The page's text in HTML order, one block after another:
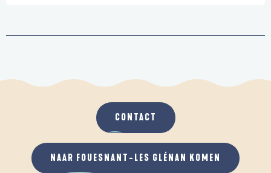
CONTACT
NAAR FOUESNANT-LES GLÉNAN KOMEN